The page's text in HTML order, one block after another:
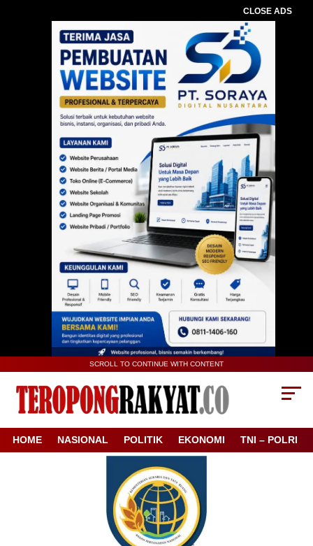
CLOSE ADS
SCROLL TO CONTINUE WITH CONTENT
HOME NASIONAL POLITIK EKONOMI TNI – POLRI